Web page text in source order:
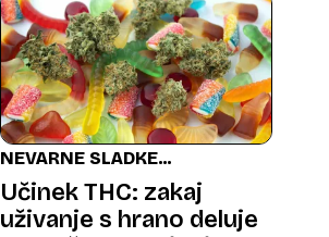
NEVARNE SLADKE
PASTI
Učinek THC: zakaj
uživanje s hrano deluje